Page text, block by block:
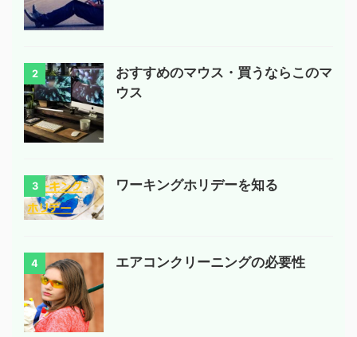
2
おすすめのマウス・買うならこのマ
ウス
3 ワーキングホリデーを知る
4 エアコンクリーニングの必要性